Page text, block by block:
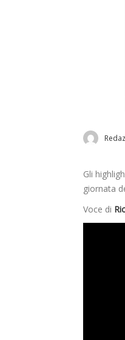
Gli
giornata
Voce di